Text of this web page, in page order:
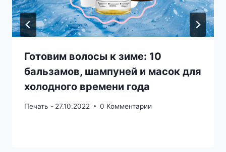
Готовим волосы к зиме: 10
бальзамов, шампуней и масок для
холодного времени года
Печать - 27.10.2022 0 Комментарии